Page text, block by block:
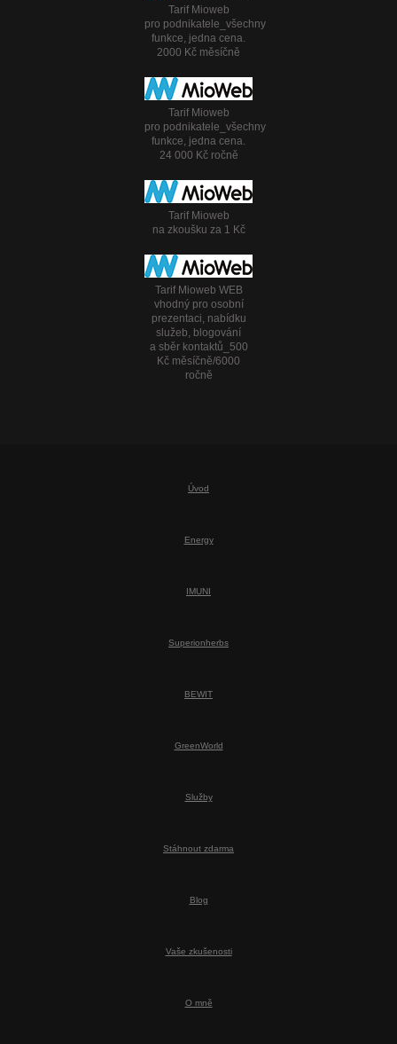
Tarif Mioweb
pro podnikatele_všechny
funkce, jedna cena.
2000 Kč měsíčně
Tarif Mioweb
pro podnikatele_všechny
funkce, jedna cena.
24 000 Kč ročně
Tarif Mioweb
na zkoušku za 1 Kč
Tarif Mioweb WEB
vhodný pro osobní
prezentaci, nabídku
služeb, blogování
a sběr kontaktů_500
Kč měsíčně/6000
ročně
Úvod
Energy
IMUNI
Superionherbs
BEWIT
GreenWorld
Služby
Stáhnout zdarma
Blog
Vaše zkušenosti
O mně